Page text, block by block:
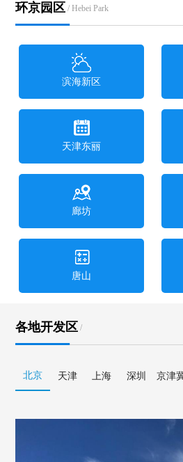
环京园区 / Hebei Park
滨海新区
天津东丽
廊坊
唐山
各地开发区 /
北京 天津 上海 深圳 京津